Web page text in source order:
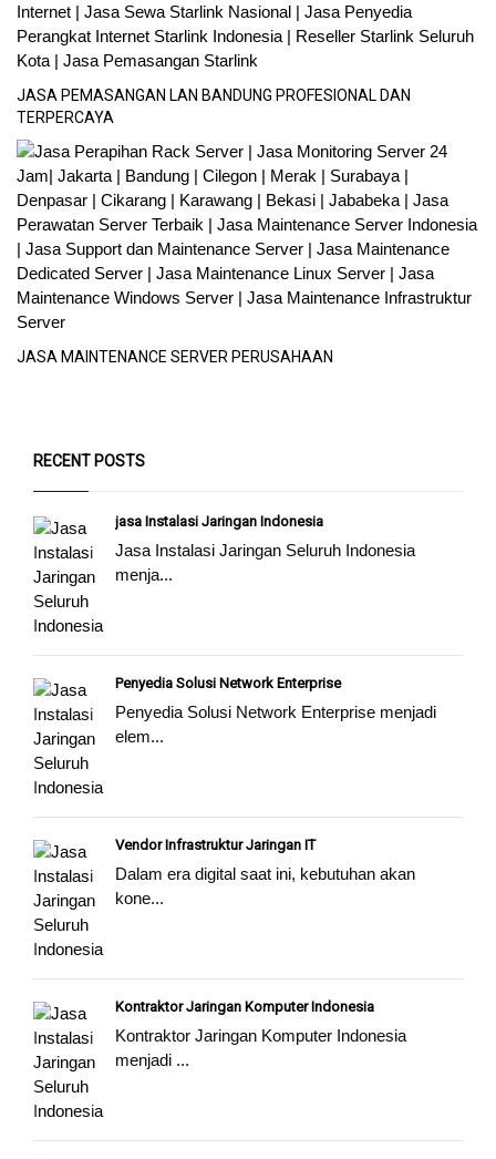
JASA PEMASANGAN LAN BANDUNG PROFESIONAL DAN
TERPERCAYA
JASA MAINTENANCE SERVER PERUSAHAAN
RECENT POSTS
jasa Instalasi Jaringan Indonesia
Jasa Instalasi Jaringan Seluruh Indonesia
menja...
Penyedia Solusi Network Enterprise
Penyedia Solusi Network Enterprise menjadi
elem...
Vendor Infrastruktur Jaringan IT
Dalam era digital saat ini, kebutuhan akan
kone...
Kontraktor Jaringan Komputer Indonesia
Kontraktor Jaringan Komputer Indonesia
menjadi ...